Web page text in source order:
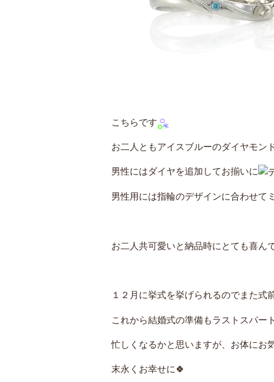
こちらです
お二人ともアイスブルーのダイヤモン
男性にはダイヤを追加してお揃いに
男性用には指輪のデザインに合わせて
お二人共可愛いと納品時にとても喜ん
１２月に挙式を挙げられるのでまた式
これから結婚式の準備もラストスパー
忙しくなるかと思いますが、お体にお
末永くお幸せに🍀